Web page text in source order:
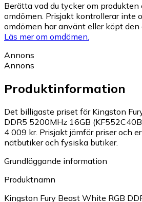
Berätta vad du tycker om produkten
omdömen. Prisjakt kontrollerar inte
omdömen har använt eller köpt den
Läs mer om omdömen.
Annons
Annons
Produktinformation
Det billigaste priset för Kingston
DDR5 5200MHz 16GB
4 009 kr. Prisjakt jämför priser och
nätbutiker och fysiska butiker.
Grundläggande information
Produktnamn
Kingston Fury Beast White RGB